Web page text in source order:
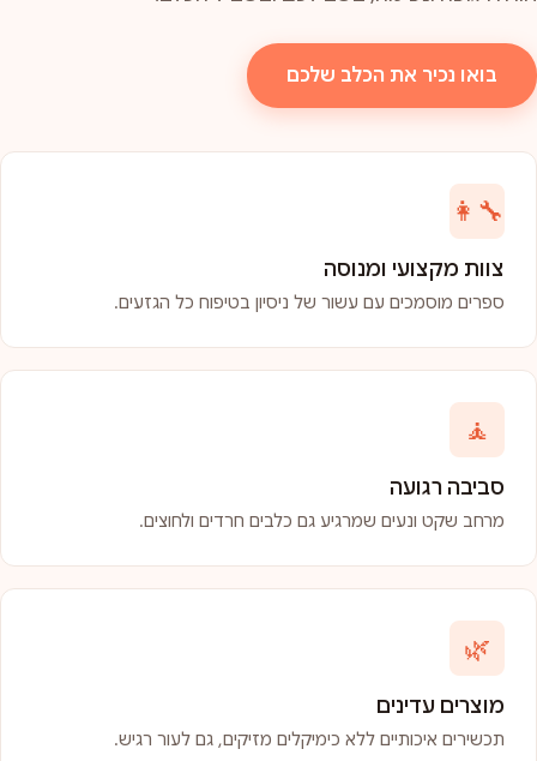
בואו נכיר את הכלב שלכם
👩‍🔧
צוות מקצועי ומנוסה
ספרים מוסמכים עם עשור של ניסיון בטיפוח כל הגזעים.
🧘
סביבה רגועה
מרחב שקט ונעים שמרגיע גם כלבים חרדים ולחוצים.
🌿
מוצרים עדינים
תכשירים איכותיים ללא כימיקלים מזיקים, גם לעור רגיש.